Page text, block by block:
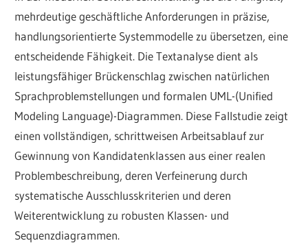
mehrdeutige geschäftliche Anforderungen in präzise,
handlungsorientierte Systemmodelle zu übersetzen, eine
entscheidende Fähigkeit. Die Textanalyse dient als
leistungsfähiger Brückenschlag zwischen natürlichen
Sprachproblemstellungen und formalen UML-(Unified
Modeling Language)-Diagrammen. Diese Fallstudie zeigt
einen vollständigen, schrittweisen Arbeitsablauf zur
Gewinnung von Kandidatenklassen aus einer realen
Problembeschreibung, deren Verfeinerung durch
systematische Ausschlusskriterien und deren
Weiterentwicklung zu robusten Klassen- und
Sequenzdiagrammen.